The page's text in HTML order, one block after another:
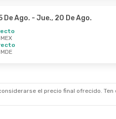
De Ago. - Jue., 20 De Ago.
el precio final ofrecido. Ten